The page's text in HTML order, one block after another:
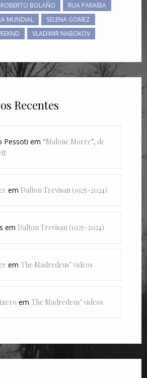
ROBERTO BOLAÑO
RUA PARAÍBA
MUNDIAL
SELENA GOMEZ
VLADIMIR NABOKOV
Recentes
Pessoti em “Malone Morre”, de
em Dalton Trevisan (1925-2024)
em Dalton Trevisan (1925-2024)
emThe Madredeus’ videos
emThe Madredeus’ videos